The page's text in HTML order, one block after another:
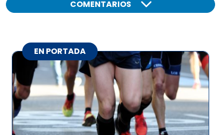
COMENTARIOS
EN PORTADA